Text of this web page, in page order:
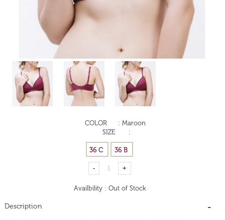
COLOR : Maroon
SIZE
:
Availbility : Out of Stock
Description